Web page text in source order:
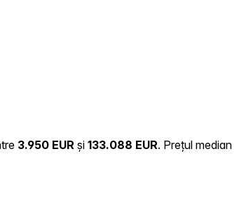
3.950 EUR și 133.088 EUR. Prețul median